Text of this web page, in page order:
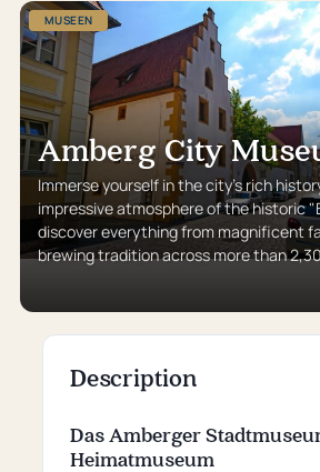
MUSEEN
Amberg City
Immerse yourself in the city’s rich
impressive atmosphere of the historic
discover everything from magnificent
brewing tradition across more than
Description
Das Amberger
Heimatmuseum